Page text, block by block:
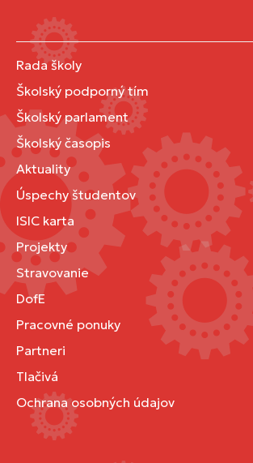
Rada školy
Školský podporný tím
Školský parlament
Školský časopis
Aktuality
Úspechy študentov
ISIC karta
Projekty
Stravovanie
DofE
Pracovné ponuky
Partneri
Tlačivá
Ochrana osobných údajov